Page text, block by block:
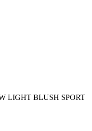
LIGHT BLUSH SPORT